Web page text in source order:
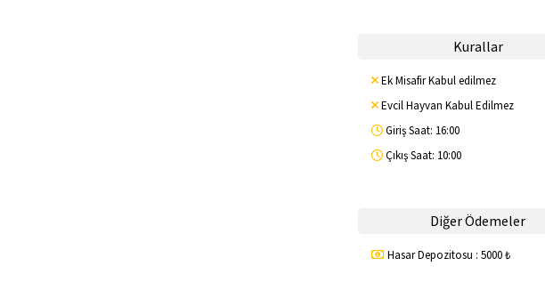
Kurallar
Ek Misafir Kabul edilmez
Evcil Hayvan Kabul Edilmez
Giriş Saat: 16:00
Çıkış Saat: 10:00
Diğer Ödemeler
Hasar Depozitosu : 5000 ₺